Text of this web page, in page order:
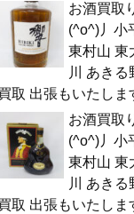
お酒買取
(^o^)丿小
東村山 東
川 あき
取 出張もいたしま
お酒買取
(^o^)丿小
東村山 東
川 あき
取 出張もいたしま